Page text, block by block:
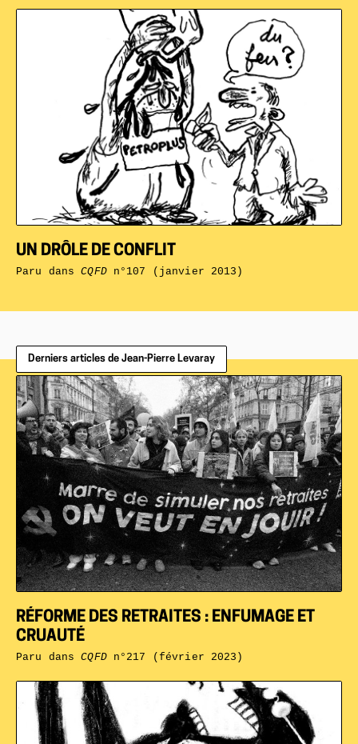
UN DRÔLE DE CONFLIT
Paru dansCQFDn°107 (janvier 2013)
Derniers articles de Jean-Pierre Levaray
RÉFORME DES RETRAITES : ENFUMAGE ET
CRUAUTÉ
Paru dansCQFDn°217 (février 2023)